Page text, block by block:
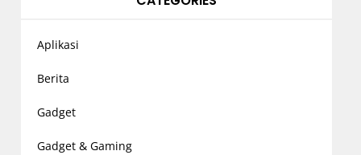
Aplikasi
Berita
Gadget
Gadget & Gaming